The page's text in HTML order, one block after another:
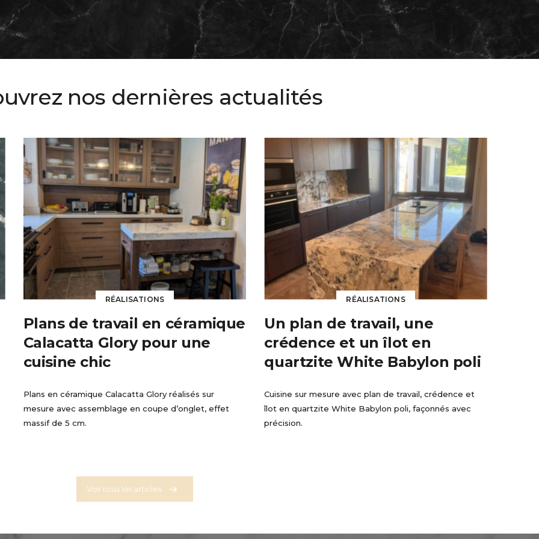
nos dernières actualités
RÉALISATIONS
Plans de travail en céramique
Calacatta Glory pour une
cuisine chic
Plans en céramique Calacatta Glory réalisés sur
mesure avec assemblage en coupe d’onglet, effet
massif de 5 cm.
RÉALISATIONS
Un plan de travail, une
crédence et un îlot en
quartzite White Babylon poli
Cuisine sur mesure avec plan de travail, crédence et
îlot en quartzite White Babylon poli, façonnés avec
précision.